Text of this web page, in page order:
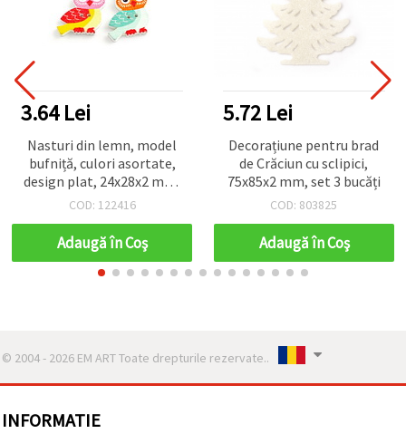
3.64 Lei
Nasturi din lemn, model
bufniță, culori asortate,
design plat, 24x28x2 mm,
gaură 1,5 mm, set 10
COD: 122416
Adaugă în Coş
5.72 Lei
Decorațiune pentru brad
de Crăciun cu sclipici,
75x85x2 mm, set 3 bucăți
COD: 803825
Adaugă în Coş
© 2004 - 2026 EM ART Toate drepturile rezervate..
INFORMATIE